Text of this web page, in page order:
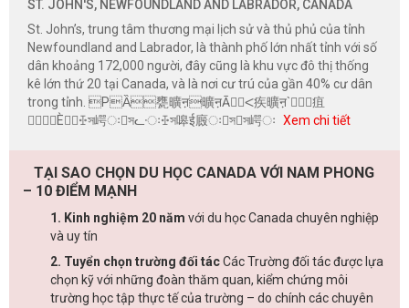
ST. JOHN'S, NEWFOUNDLAND AND LABRADOR, CANADA
St. John’s, trung tâm thương mại lịch sử và thủ phủ của tỉnh
Newfoundland and Labrador, là thành phố lớn nhất tỉnh với số
dân khoảng 172,000 người, đây cũng là khu vực đô thị thống
kê lớn thứ 20 tại Canada, và là nơi cư trú của gần 40% cư dân
trong tỉnh. PȀ甕曠ऩ曠ऩĀⵦ疾曠ऩ`疽
Ѐꔀস崿ःসᓧःꔀস嗥ई廄ःসস崿ः Xem chi tiết
TẠI SAO CHỌN DU HỌC CANADA VỚI NAM PHONG
– 10 ĐIỂM MẠNH
1. Kinh nghiệm 20 năm với du học Canada chuyên nghiệp
và uy tín
2. Tuyển chọn trường đối tácCác Trường đối tác được lựa
chọn kỹ với những đoàn thăm quan, kiểm chứng môi
trường học tập thực tế của trường – do chính các chuyên